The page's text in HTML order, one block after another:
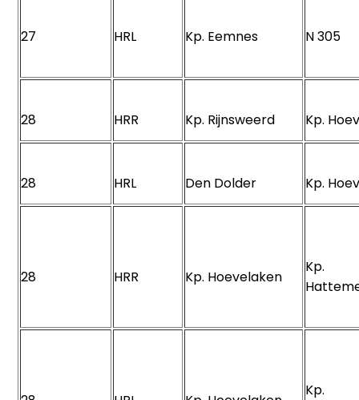
27 HRL Kp. Eemnes N 305
28 HRR Kp. Rijnsweerd Kp.
28 HRL Den Dolder Kp.
28 HRR Kp. Hoevelaken
Kp.
Kp.